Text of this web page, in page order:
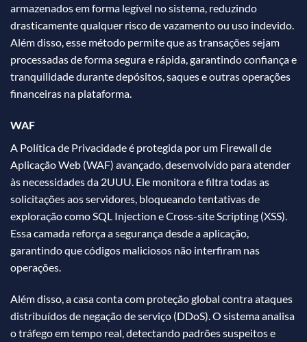
armazenados em forma legível no sistema, reduzindo
drasticamente qualquer risco de vazamento ou uso indevido.
Além disso, esse método permite que as transações sejam
processadas de forma segura e rápida, garantindo confiança e
tranquilidade durante depósitos, saques e outras operações
financeiras na plataforma.
WAF
A Política de Privacidade é protegida por um Firewall de
Aplicação Web (WAF) avançado, desenvolvido para atender
às necessidades da 2UUU. Ele monitora e filtra todas as
solicitações aos servidores, bloqueando tentativas de
exploração como SQL Injection e Cross-site Scripting (XSS).
Essa camada reforça a segurança desde a aplicação,
garantindo que códigos maliciosos não interfiram nas
operações.
Além disso, a casa conta com proteção global contra ataques
distribuídos de negação de serviço (DDoS). O sistema analisa
o tráfego em tempo real, detectando padrões suspeitos e